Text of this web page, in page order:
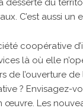
desserte du
C’est aussi
coopérative
là où elle
de l’ouverture
? Envisagez-
œuvre. Les